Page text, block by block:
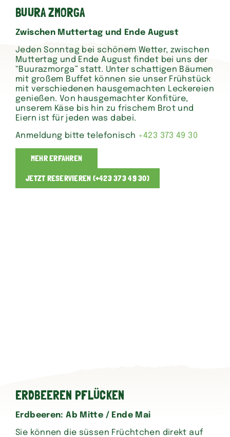
BUURA ZMORGA
Zwischen Muttertag und Ende August
Jeden Sonntag bei schönem Wetter, zwischen
Muttertag und Ende August findet bei uns der
“Buurazmorga” statt. Unter schattigen Bäumen
mit großem Buffet können sie unser Frühstück
mit verschiedenen hausgemachten Leckereien
genießen. Von hausgemachter Konfitüre,
unserem Käse bis hin zu frischem Brot und
Eiern ist für jeden was dabei.
Anmeldung bitte telefonisch +423 373 49 30
MEHR ERFAHREN
JETZT RESERVIEREN (+423 373 49 30)
ERDBEEREN PFLÜCKEN
Erdbeeren: Ab Mitte / Ende Mai
Sie können die süssen Früchtchen direkt auf